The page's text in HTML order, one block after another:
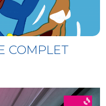
COMPLET